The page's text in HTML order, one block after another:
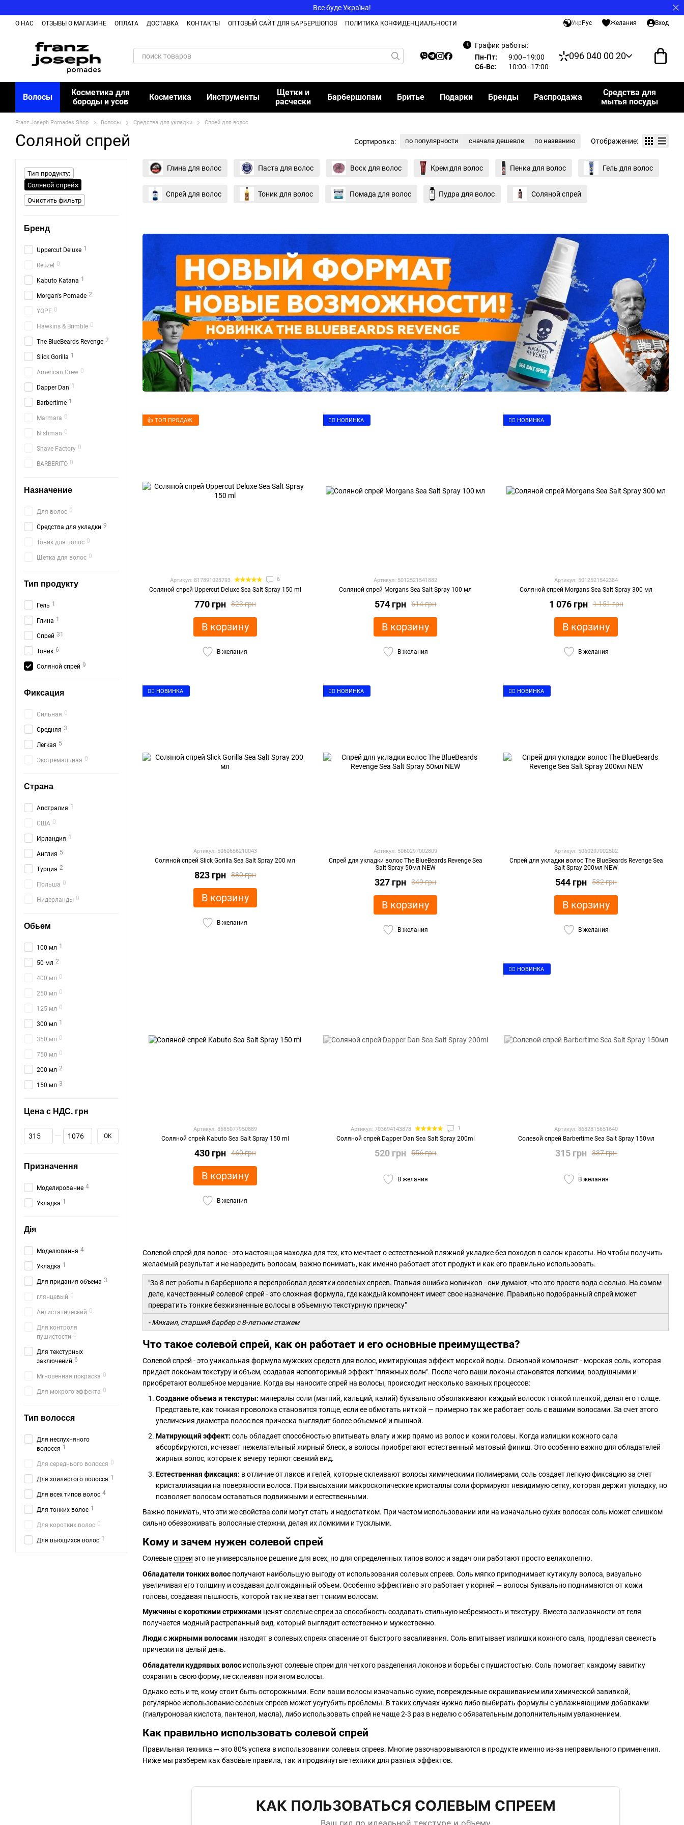
Все буде Україна!
О НАС ОТЗЫВЫ О МАГАЗИНЕ ОПЛАТА ДОСТАВКА КОНТАКТЫ ОПТОВЫЙ САЙТ ДЛЯ БАРБЕРШОПОВ
ПОЛИТИКА КОНФИДЕНЦИАЛЬНОСТИ
Укр Рус Желания Вход
График работы:
Пн-Пт:
9:00–19:00
Сб-Вс:
10:00–17:00
096 040 00 20
Волосы
Косметика для
бороды и усов
Косметика Инструменты
Щетки и
расчески
Барбершопам Бритье Подарки Бренды Распродажа
Средства для
мытья посуды
Franz Joseph Pomades Shop Волосы Средства для укладки Спрей для волос
Соляной спрей Сортировка: по популярности сначала дешевле по названию Отображение:
Глина для волос Паста для волос Воск для волос Крем для волос Пенка для волос Гель для волос
Спрей для волос Тоник для волос Помада для волос Пудра для волос Соляной спрей
Солевой спрей для волос - это настоящая находка для тех, кто мечтает о естественной пляжной укладке без походов в салон красоты. Но чтобы получить
желаемый результат и не навредить волосам, важно понимать, как именно работает этот продукт и как его правильно использовать.
"За 8 лет работы в барбершопе я перепробовал десятки солевых спреев. Главная ошибка новичков - они думают, что это просто вода с солью. На самом
деле, качественный солевой спрей - это сложная формула, где каждый компонент имеет свое назначение. Правильно подобранный спрей может
превратить тонкие безжизненные волосы в объемную текстурную прическу"
- Михаил, старший барбер с 8-летним стажем
Что такое солевой спрей, как он работает и его основные преимущества?
Солевой спрей - это уникальная формула мужских средств для волос, имитирующая эффект морской воды. Основной компонент - морская соль, которая
придает локонам текстуру и объем, создавая неповторимый эффект "пляжных волн". После чего ваши локоны становятся легкими, воздушными и
приобретают волшебное мерцание. Когда вы наносите спрей на волосы, происходит несколько важных процессов:
Создание объема и текстуры: минералы соли (магний, кальций, калий) буквально обволакивают каждый волосок тонкой пленкой, делая его толще.
Представьте, как тонкая проволока становится толще, если ее обмотать ниткой — примерно так же работает соль с вашими волосами. За счет этого
увеличения диаметра волос вся прическа выглядит более объемной и пышной.
Матирующий эффект: соль обладает способностью впитывать влагу и жир прямо из волос и кожи головы. Когда излишки кожного сала
абсорбируются, исчезает нежелательный жирный блеск, а волосы приобретают естественный матовый финиш. Это особенно важно для обладателей
жирных волос, которые к вечеру теряют свежий вид.
Естественная фиксация: в отличие от лаков и гелей, которые склеивают волосы химическими полимерами, соль создает легкую фиксацию за счет
кристаллизации на поверхности волоса. При высыхании микроскопические кристаллы соли формируют невидимую сетку, которая держит укладку, но
позволяет волосам оставаться подвижными и естественными.
Важно понимать, что эти же свойства соли могут стать и недостатком. При частом использовании или на изначально сухих волосах соль может слишком
сильно обезвоживать волосяные стержни, делая их ломкими и тусклыми.
Кому и зачем нужен солевой спрей
Солевыеспреи это не универсальное решение для всех, но для определенных типов волос и задач они работают просто великолепно.
Обладатели тонких волос получают наибольшую выгоду от использования солевых спреев. Соль мягко приподнимает кутикулу волоса, визуально
увеличивая его толщину и создавая долгожданный объем. Особенно эффективно это работает у корней — волосы буквально поднимаются от кожи
головы, создавая пышность, которой так не хватает тонким волосам.
Мужчины с короткими стрижками ценят солевые спреи за способность создавать стильную небрежность и текстуру. Вместо зализанности от геля
получается модный растрепанный вид, который выглядит естественно и мужественно.
Люди с жирными волосами находят в солевых спреях спасение от быстрого засаливания. Соль впитывает излишки кожного сала, продлевая свежесть
прически на целый день.
Обладатели кудрявых волос используют солевые спреи для четкого разделения локонов и борьбы с пушистостью. Соль помогает каждому завитку
сохранить свою форму, не склеивая при этом волосы.
Однако есть и те, кому стоит быть осторожными. Если ваши волосы изначально сухие, поврежденные окрашиванием или химической завивкой,
регулярное использование солевых спреев может усугубить проблемы. В таких случаях нужно либо выбирать формулы с увлажняющими добавками
(гиалуроновая кислота, пантенол, масла), либо использовать спрей не чаще 2-3 раз в неделю с обязательным дополнительным увлажнением.
Как правильно использовать солевой спрей
Правильная техника — это 80% успеха в использовании солевых спреев. Многие разочаровываются в продукте именно из-за неправильного применения.
Ниже мы разберем как базовые правила, так и продвинутые техники для разных эффектов.
КАК ПОЛЬЗОВАТЬСЯ СОЛЕВЫМ СПРЕЕМ
👍 ТОП ПРОДАЖ
Артикул: 817891023793 6
Соляной спрей Uppercut Deluxe Sea Salt Spray 150 ml
823 грн
770 грн
В корзину
В желания
👉🏻 НОВИНКА
Артикул: 5012521541882
Соляной спрей Morgans Sea Salt Spray 100 мл
614 грн
574 грн
В корзину
В желания
👉🏻 НОВИНКА
Артикул: 5012521542384
Соляной спрей Morgans Sea Salt Spray 300 мл
1 151 грн
1 076 грн
В корзину
В желания
👉🏻 НОВИНКА
Артикул: 5060656210043
Соляной спрей Slick Gorilla Sea Salt Spray 200 мл
880 грн
823 грн
В корзину
В желания
👉🏻 НОВИНКА
Артикул: 5060297002809
Спрей для укладки волос The BlueBeards Revenge Sea
Salt Spray 50мл NEW
349 грн
327 грн
В корзину
В желания
👉🏻 НОВИНКА
Артикул: 5060297002502
Спрей для укладки волос The BlueBeards Revenge Sea
Salt Spray 200мл NEW
582 грн
544 грн
В корзину
В желания
Артикул: 8685077950889
Соляной спрей Kabuto Sea Salt Spray 150 ml
460 грн
430 грн
В корзину
В желания
Артикул: 703694143878 1
Соляной спрей Dapper Dan Sea Salt Spray 200ml
556 грн
520 грн
В желания
👉🏻 НОВИНКА
Артикул: 8682815651640
Солевой спрей Barbertime Sea Salt Spray 150мл
337 грн
315 грн
В желания
Тип продукту:
Соляной спрей
Очистить фильтр
Бренд
Uppercut Deluxe 1
Reuzel 0
Kabuto Katana 1
Morgan's Pomade 2
YOPE 0
Hawkins & Brimble 0
The BlueBeards Revenge 2
Slick Gorilla 1
American Crew 0
Dapper Dan 1
Barbertime 1
Marmara 0
Nishman 0
Shave Factory 0
BARBERITO 0
Назначение
Для волос 0
Средства для укладки 9
Тоник для волос 0
Щетка для волос 0
Тип продукту
Гель 1
Глина 1
Спрей 31
Тоник 6
Соляной спрей 9
Фиксация
Сильная 0
Средняя 3
Легкая 5
Экстремальная 0
Страна
Австралия 1
США 0
Ирландия 1
Англия 5
Турция 2
Польша 0
Нидерланды 0
Обьем
100 мл 1
50 мл 2
400 мл 0
250 мл 0
125 мл 0
300 мл 1
350 мл 0
750 мл 0
200 мл 2
150 мл 3
Цена с НДС, грн
От Цена с НДС, грн
До Цена с НДС, грн OK
Призначення
Моделирование 4
Укладка 1
Дія
Моделювання 4
Укладка 1
Для придания объема 3
глянцевый 0
Антистатический 0
Для контроля
пушистости 0
Для текстурных
заключений 6
Мгновенная покраска 0
Для мокрого эффекта 0
Тип волосся
Для неслухняного
волосся 1
Для середнього волосся 0
Для хвилястого волосся 1
Для всех типов волос 4
Для тонких волос 1
Для коротких волос 0
Для вьющихся волос 1